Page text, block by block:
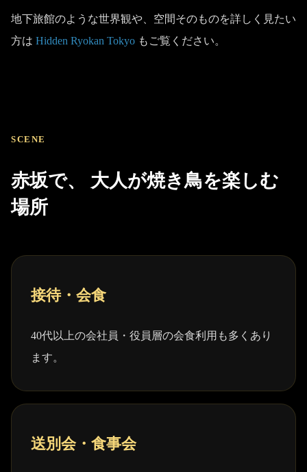
地下旅館のような世界観や、空間そのものを詳しく見たい
方は Hidden Ryokan Tokyo もご覧ください。
SCENE
赤坂で、 大人が焼き鳥を楽しむ
場所
接待・会食
40代以上の会社員・役員層の会食利用も多くあり
ます。
送別会・食事会